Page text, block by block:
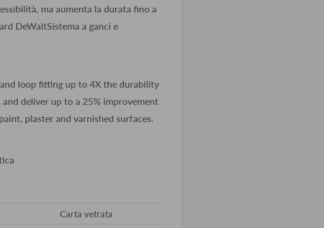
ma aumenta la durata fino a
DeWaltSistema a ganci e
loop fitting up to 4X the durability
deliver up to a 25% improvement
plaster and varnished surfaces.
Carta vetrata